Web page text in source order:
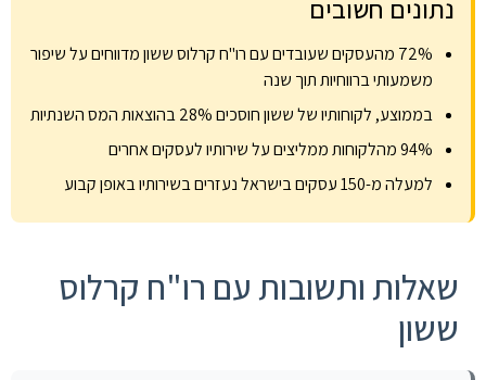
נתונים חשובים
72% מהעסקים שעובדים עם רו"ח קרלוס ששון מדווחים על שיפור
משמעותי ברווחיות תוך שנה
בממוצע, לקוחותיו של ששון חוסכים 28% בהוצאות המס השנתיות
94% מהלקוחות ממליצים על שירותיו לעסקים אחרים
למעלה מ-150 עסקים בישראל נעזרים בשירותיו באופן קבוע
שאלות ותשובות עם רו"ח קרלוס
ששון